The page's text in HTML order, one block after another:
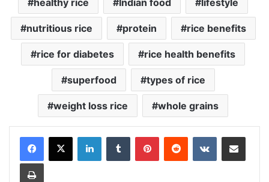
healthy rice Indian food lifestyle
nutritious rice protein rice benefits
rice for diabetes rice health benefits
superfood types of rice
weight loss rice whole grains
LinkedInTumblr PinterestReddit VKontakteShare via Email
Print